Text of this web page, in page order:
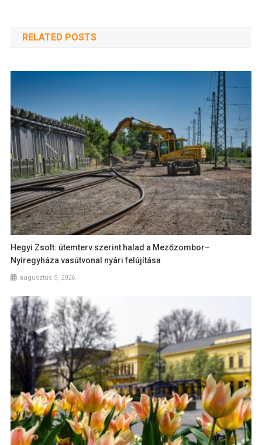
RELATED POSTS
Hegyi Zsolt: ütemterv szerint halad a Mezőzombor–
Nyíregyháza vasútvonal nyári felújítása
augusztus 5, 2026